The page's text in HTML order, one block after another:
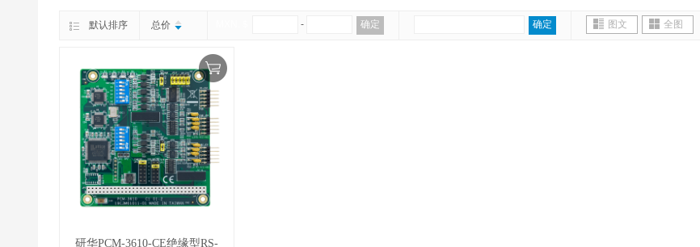
默认排序 总价 - 确定 确定 图文 全图
研华PCM-3610-CE绝缘型RS-